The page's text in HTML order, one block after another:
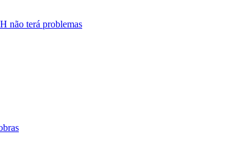
não terá problemas